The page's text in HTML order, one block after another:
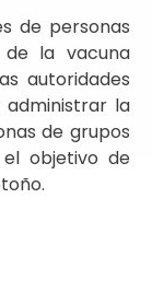
de personas
la vacuna
autoridades
la
de grupos
objetivo de